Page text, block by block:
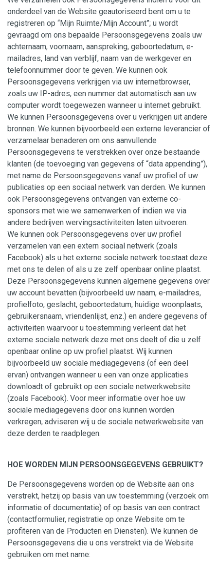
onderdeel van de Website geautoriseerd bent om u te
registreren op “Mijn Ruimte/Mijn Account”; u wordt
gevraagd om ons bepaalde Persoonsgegevens zoals uw
achternaam, voornaam, aanspreking, geboortedatum, e-
mailadres, land van verblijf, naam van de werkgever en
telefoonnummer door te geven. We kunnen ook
Persoonsgegevens verkrijgen via uw internetbrowser,
zoals uw IP-adres, een nummer dat automatisch aan uw
computer wordt toegewezen wanneer u internet gebruikt.
We kunnen Persoonsgegevens over u verkrijgen uit andere
bronnen. We kunnen bijvoorbeeld een externe leverancier of
verzamelaar benaderen om ons aanvullende
Persoonsgegevens te verstrekken over onze bestaande
klanten (de toevoeging van gegevens of “data appending”),
met name de Persoonsgegevens vanaf uw profiel of uw
publicaties op een sociaal netwerk van derden. We kunnen
ook Persoonsgegevens ontvangen van externe co-
sponsors met wie we samenwerken of indien we via
andere bedrijven wervingsactiviteiten laten uitvoeren.
We kunnen ook Persoonsgegevens over uw profiel
verzamelen van een extern sociaal netwerk (zoals
Facebook) als u het externe sociale netwerk toestaat deze
met ons te delen of als u ze zelf openbaar online plaatst.
Deze Persoonsgegevens kunnen algemene gegevens over
uw account bevatten (bijvoorbeeld uw naam, e-mailadres,
profielfoto, geslacht, geboortedatum, huidige woonplaats,
gebruikersnaam, vriendenlijst, enz.) en andere gegevens of
activiteiten waarvoor u toestemming verleent dat het
externe sociale netwerk deze met ons deelt of die u zelf
openbaar online op uw profiel plaatst. Wij kunnen
bijvoorbeeld uw sociale mediagegevens (of een deel
ervan) ontvangen wanneer u een van onze applicaties
downloadt of gebruikt op een sociale netwerkwebsite
(zoals Facebook). Voor meer informatie over hoe uw
sociale mediagegevens door ons kunnen worden
verkregen, adviseren wij u de sociale netwerkwebsite van
deze derden te raadplegen.
HOE WORDEN MIJN PERSOONSGEGEVENS GEBRUIKT?
De Persoonsgegevens worden op de Website aan ons
verstrekt, hetzij op basis van uw toestemming (verzoek om
informatie of documentatie) of op basis van een contract
(contactformulier, registratie op onze Website om te
profiteren van de Producten en Diensten). We kunnen de
Persoonsgegevens die u ons verstrekt via de Website
gebruiken om met name: